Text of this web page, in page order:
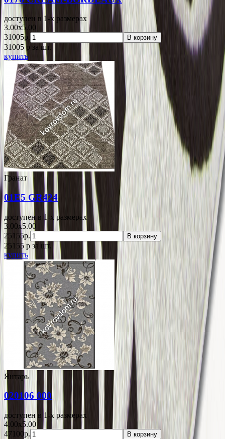
доступен в 1-x размерах
3.00x5.00
31005р.
В корзину
31005 p за шт.
купить
Гранат
01E5 GR424
доступен в 1-x размерах
3.00x5.00
25155р.
В корзину
25155 p за шт.
купить
Янтарь
020106 000
доступен в 1-x размерах
4.00x5.00
47100р.
В корзину